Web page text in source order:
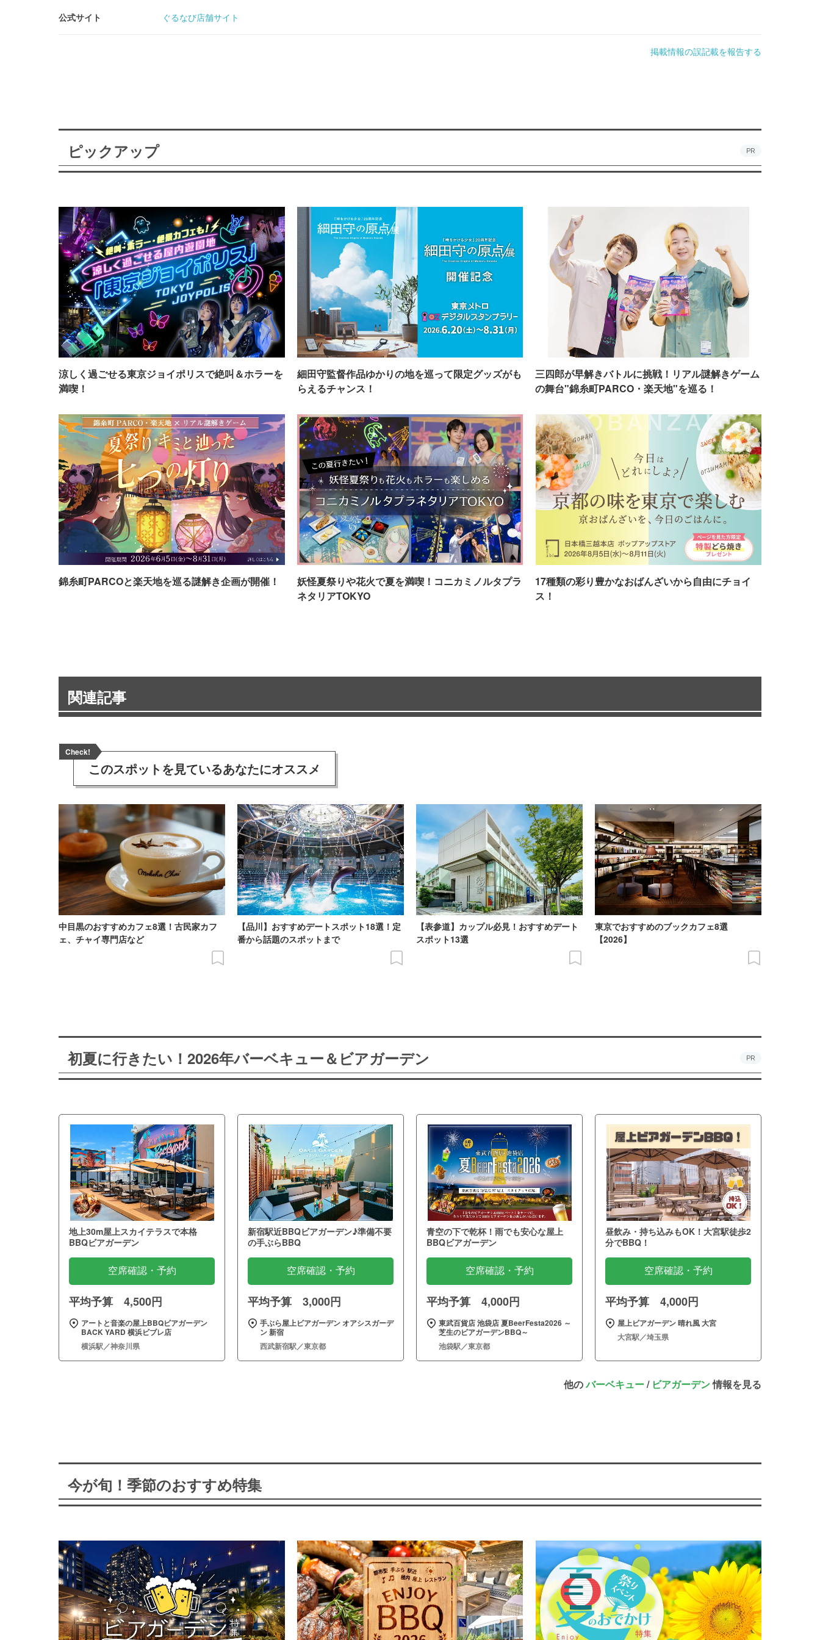
公式サイト ぐるなび店舗サイト
掲載情報の誤記載を報告する
ピックアップ PR
涼しく過ごせる東京ジョイポリスで絶叫＆ホラーを
満喫！
細田守監督作品ゆかりの地を巡って限定グッズがも
らえるチャンス！
三四郎が早解きバトルに挑戦！リアル謎解きゲーム
の舞台"錦糸町PARCO・楽天地"を巡る！
錦糸町PARCOと楽天地を巡る謎解き企画が開催！
妖怪夏祭りや花火で夏を満喫！コニカミノルタプラ
ネタリアTOKYO
17種類の彩り豊かなおばんざいから自由にチョイ
ス！
関連記事
Check!
このスポットを見ているあなたにオススメ
中目黒のおすすめカフェ8選！古民家カフ
ェ、チャイ専門店など
【品川】おすすめデートスポット18選！定
番から話題のスポットまで
【表参道】カップル必見！おすすめデート
スポット13選
東京でおすすめのブックカフェ8選
【2026】
初夏に行きたい！2026年バーベキュー＆ビアガーデン PR
地上30m屋上スカイテラスで本格
BBQビアガーデン
空席確認・予約
平均予算 4,500円
アートと音楽の屋上BBQビアガーデン
BACK YARD 横浜ビブレ店
横浜駅／神奈川県
新宿駅近BBQビアガーデン♪準備不要
の手ぶらBBQ
空席確認・予約
平均予算 3,000円
手ぶら屋上ビアガーデン オアシスガーデ
ン 新宿
西武新宿駅／東京都
青空の下で乾杯！雨でも安心な屋上
BBQビアガーデン
空席確認・予約
平均予算 4,000円
東武百貨店 池袋店 夏BeerFesta2026 ～
芝生のビアガーデンBBQ～
池袋駅／東京都
昼飲み・持ち込みもOK！大宮駅徒歩2
分でBBQ！
空席確認・予約
平均予算 4,000円
屋上ビアガーデン 晴れ風 大宮
大宮駅／埼玉県
他のバーベキュー/ ビアガーデン情報を見る
今が旬！季節のおすすめ特集